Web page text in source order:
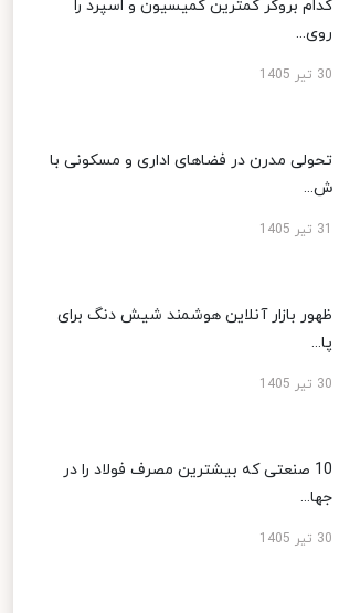
کدام بروکر کمترین کمیسیون و اسپرد را
روی...
30 تیر 1405
تحولی مدرن در فضاهای اداری و مسکونی با
ش...
ظهور بازار آنلاین هوشمند شیش دنگ برای
پا...
30 تیر 1405
10 صنعتی که بیشترین مصرف فولاد را در
جها...
30 تیر 1405